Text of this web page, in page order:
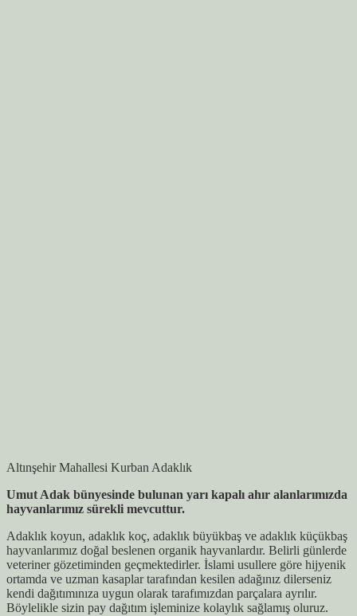
Altınşehir Mahallesi Kurban Adaklık
Umut Adak bünyesinde bulunan yarı kapalı ahır alanlarımızda
hayvanlarımız sürekli mevcuttur.
Adaklık koyun, adaklık koç, adaklık büyükbaş ve adaklık küçükbaş
hayvanlarımız doğal beslenen organik hayvanlardır. Belirli günlerde
veteriner gözetiminden geçmektedirler. İslami usullere göre hijyenik
ortamda ve uzman kasaplar tarafından kesilen adağınız dilerseniz
kendi dağıtımınıza uygun olarak tarafımızdan parçalara ayrılır.
Böylelikle sizin pay dağıtım işleminize kolaylık sağlamış oluruz.